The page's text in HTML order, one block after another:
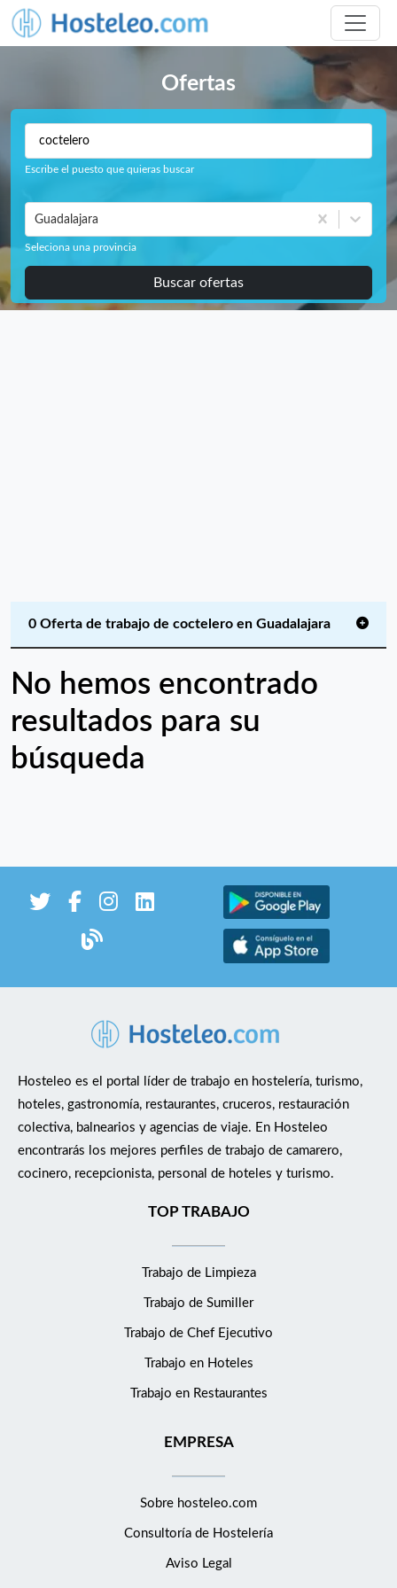
Ofertas
Escribe el puesto que quieras buscar
Guadalajara
Seleciona una provincia
Buscar ofertas
0 Oferta de trabajo de coctelero en Guadalajara
No hemos encontrado
resultados para su
búsqueda
Hosteleo es el portal líder de trabajo en hostelería, turismo,
hoteles, gastronomía, restaurantes, cruceros, restauración
colectiva, balnearios y agencias de viaje. En Hosteleo
encontrarás los mejores perfiles de trabajo de camarero,
cocinero, recepcionista, personal de hoteles y turismo.
TOP TRABAJO
Trabajo de Limpieza
Trabajo de Sumiller
Trabajo de Chef Ejecutivo
Trabajo en Hoteles
Trabajo en Restaurantes
EMPRESA
Sobre hosteleo.com
Consultoría de Hostelería
Aviso Legal